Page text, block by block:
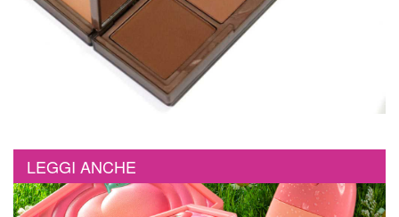
LEGGI ANCHE